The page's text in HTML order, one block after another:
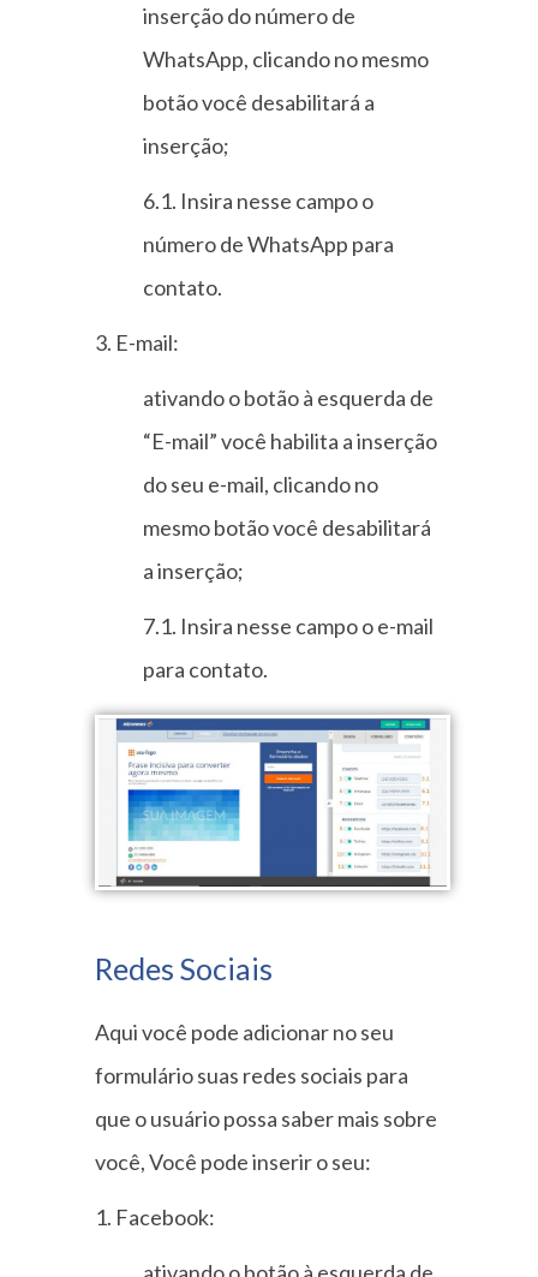
inserção do número de
WhatsApp, clicando no mesmo
botão você desabilitará a
inserção;
6.1. Insira nesse campo o
número de WhatsApp para
contato.
3. E-mail:
ativando o botão à esquerda de
“E-mail” você habilita a inserção
do seu e-mail, clicando no
mesmo botão você desabilitará
a inserção;
7.1. Insira nesse campo o e-mail
para contato.
Redes Sociais
Aqui você pode adicionar no seu
formulário suas redes sociais para
que o usuário possa saber mais sobre
você, Você pode inserir o seu:
1. Facebook: